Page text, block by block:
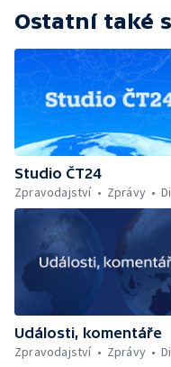
Ostatní také
Studio ČT24
Zpravodajství
Zprávy
Události, komentáře
Zpravodajství
Zprávy